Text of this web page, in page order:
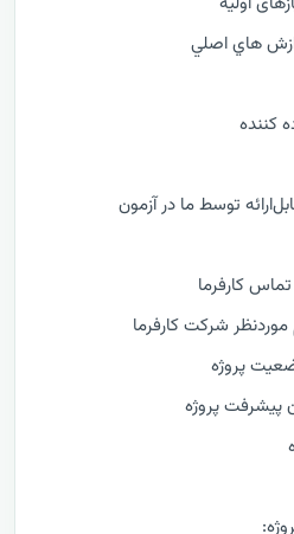
هاي اصلي
کننده
توسط ما در آزمون
کارفرما
موردنظر شرکت کارفرما
پروژه
پیشرفت پروژه